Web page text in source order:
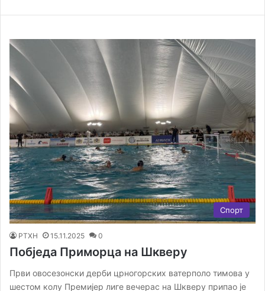
Спорт
РТХН 15.11.2025 0
Побједа Приморца на Шкверу
Први овосезонски дерби црногорских ватерполо тимова у
шестом колу Премијер лиге вечерас на Шкверу припао је